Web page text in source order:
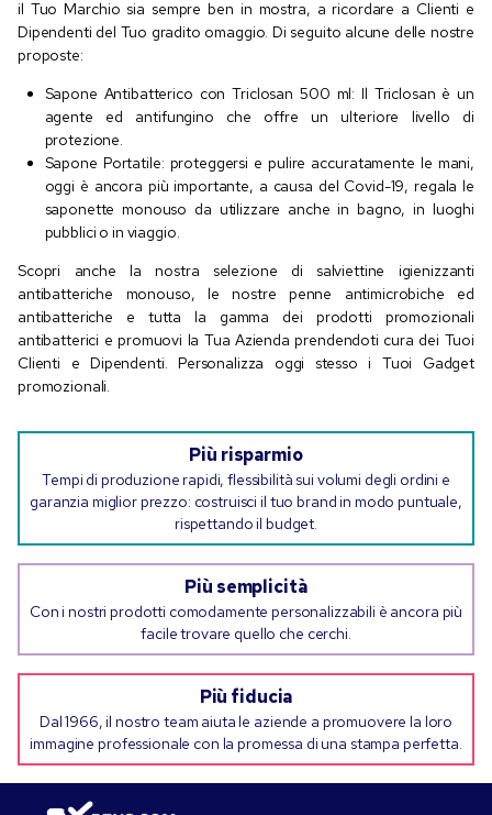
il Tuo Marchio sia sempre ben in mostra, a ricordare a Clienti e
Dipendenti del Tuo gradito omaggio. Di seguito alcune delle nostre
proposte:
Sapone Antibatterico con Triclosan 500 ml: Il Triclosan è un
agente ed antifungino che offre un ulteriore livello di
protezione.
Sapone Portatile: proteggersi e pulire accuratamente le mani,
oggi è ancora più importante, a causa del Covid-19, regala le
saponette monouso da utilizzare anche in bagno, in luoghi
pubblici o in viaggio.
Scopri anche la nostra selezione di salviettine igienizzanti
antibatteriche monouso, le nostre penne antimicrobiche ed
antibatteriche e tutta la gamma dei prodotti promozionali
antibatterici e promuovi la Tua Azienda prendendoti cura dei Tuoi
Clienti e Dipendenti. Personalizza oggi stesso i Tuoi Gadget
promozionali.
Più risparmio
Tempi di produzione rapidi, flessibilità sui volumi degli ordini e
garanzia miglior prezzo: costruisci il tuo brand in modo puntuale,
rispettando il budget.
Più semplicità
Con i nostri prodotti comodamente personalizzabili è ancora più
facile trovare quello che cerchi.
Più fiducia
Dal 1966, il nostro team aiuta le aziende a promuovere la loro
immagine professionale con la promessa di una stampa perfetta.